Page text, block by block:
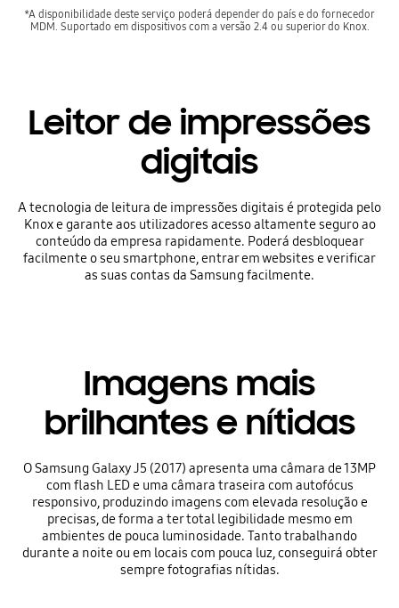
*A disponibilidade deste serviço poderá depender do país e do fornecedor
MDM. Suportado em dispositivos com a versão 2.4 ou superior do Knox.
Leitor de impressões
digitais
A tecnologia de leitura de impressões digitais é protegida pelo
Knox e garante aos utilizadores acesso altamente seguro ao
conteúdo da empresa rapidamente. Poderá desbloquear
facilmente o seu smartphone, entrar em websites e verificar
as suas contas da Samsung facilmente.
Imagens mais
brilhantes e nítidas
O Samsung Galaxy J5 (2017) apresenta uma câmara de 13MP
com flash LED e uma câmara traseira com autofócus
responsivo, produzindo imagens com elevada resolução e
precisas, de forma a ter total legibilidade mesmo em
ambientes de pouca luminosidade. Tanto trabalhando
durante a noite ou em locais com pouca luz, conseguirá obter
sempre fotografias nítidas.